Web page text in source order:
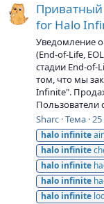
for Halo
Уведомление
(End-of-Life,
стадии End-of-
том, что мы
Infinite".
Пользователи
Sharc Тема
halo infinite
halo infinite
halo infinite
halo infinite
halo infinite